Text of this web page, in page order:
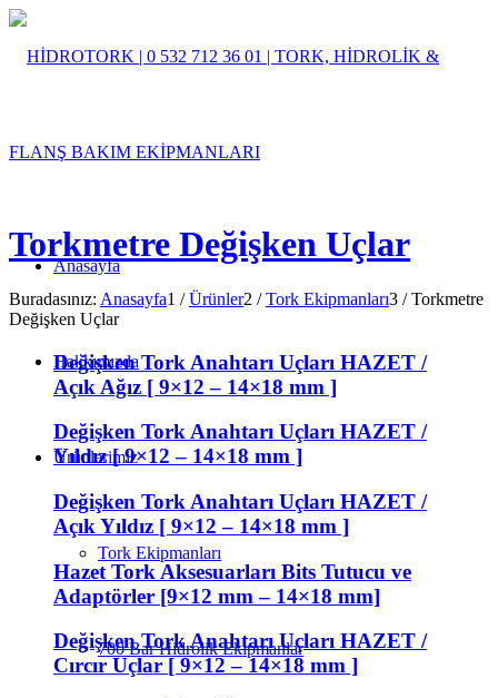
Anasayfa
Hakkımızda
Ürünlerimiz
Tork Ekipmanları
700 Bar Hidrolik Ekipmanlar
Torkmetre Değişken Uçlar
Buradasınız: Anasayfa1 / Ürünler2 / Tork Ekipmanları3 / Torkmetre
Değişken Uçlar
Değişken Tork Anahtarı Uçları HAZET /
Açık Ağız [ 9×12 – 14×18 mm ]
Değişken Tork Anahtarı Uçları HAZET /
Yıldız [ 9×12 – 14×18 mm ]
Değişken Tork Anahtarı Uçları HAZET /
Açık Yıldız [ 9×12 – 14×18 mm ]
Hazet Tork Aksesuarları Bits Tutucu ve
Adaptörler [9×12 mm – 14×18 mm]
Değişken Tork Anahtarı Uçları HAZET /
Cırcır Uçlar [ 9×12 – 14×18 mm ]